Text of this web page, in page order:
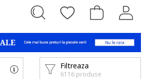
Filtreaza
6116 produse